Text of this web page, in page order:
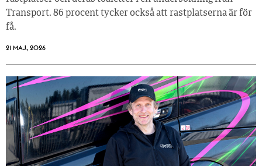
Transport. 86 procent tycker också att rastplatserna är för
få.
21 MAJ, 2026